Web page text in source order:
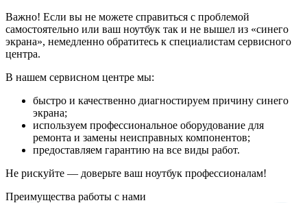
Важно! Если вы не можете справиться с проблемой
самостоятельно или ваш ноутбук так и не вышел из «синего
экрана», немедленно обратитесь к специалистам сервисного
центра.
В нашем сервисном центре мы:
быстро и качественно диагностируем причину синего
экрана;
используем профессиональное оборудование для
ремонта и замены неисправных компонентов;
предоставляем гарантию на все виды работ.
Не рискуйте — доверьте ваш ноутбук профессионалам!
Преимущества работы с нами